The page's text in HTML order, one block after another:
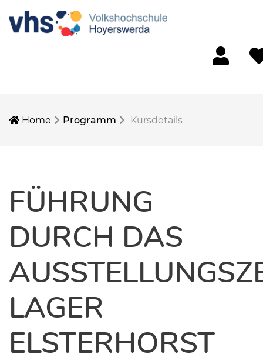
Home Programm Kursdetails
FÜHRUNG
DURCH DAS
LAGER
ELSTERHORST